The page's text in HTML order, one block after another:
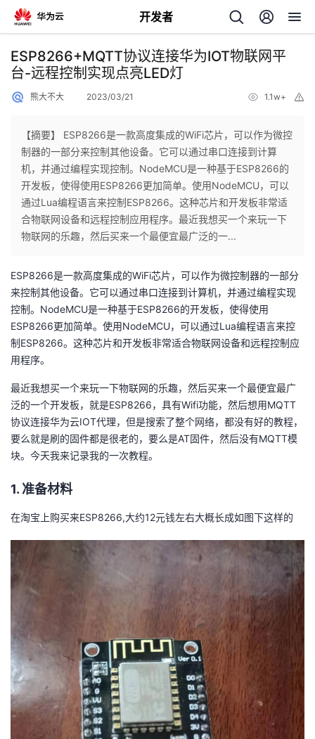
开发者
返
回
个
人
主
页
我
的
开
发
者
的
博
我
的
我
子
直
的
我
注
我
发
者
Programs
我
的
支
ESP8266+MQTT协议连接华为IOT物联网平
台-远程控制实现点亮LED灯
熊大不大 2023/03/21 1.1w+
【摘要】 ESP8266是一款高度集成的WiFi芯片，可以作为微控
制器的一部分来控制其他设备。它可以通过串口连接到计算
机，并通过编程实现控制。NodeMCU是一种基于ESP8266的
开发板，使得使用ESP8266更加简单。使用NodeMCU，可以
通过Lua编程语言来控制ESP8266。这种芯片和开发板非常适
合物联网设备和远程控制应用程序。最近我想买一个来玩一下
物联网的乐趣，然后买来一个最便宜最广泛的一...
ESP8266是一款高度集成的WiFi芯片，可以作为微控制器的一部分
来控制其他设备。它可以通过串口连接到计算机，并通过编程实现
控制。NodeMCU是一种基于ESP8266的开发板，使得使用
ESP8266更加简单。使用NodeMCU，可以通过Lua编程语言来控
制ESP8266。这种芯片和开发板非常适合物联网设备和远程控制应
用程序。
最近我想买一个来玩一下物联网的乐趣，然后买来一个最便宜最广
泛的一个开发板，就是ESP8266，具有Wifi功能，然后想用MQTT
协议连接华为云IOT代理，但是搜索了整个网络，都没有好的教程，
要么就是刷的固件都是很老的，要么是AT固件，然后没有MQTT模
块。今天我来记录我的一次教程。
1. 准备材料
在淘宝上购买来ESP8266,大约12元钱左右大概长成如图下这样的